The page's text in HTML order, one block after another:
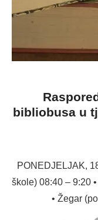
bibliobusa u
PONEDJELJAK,
škole) 08:40 – 9:20
• Žegar